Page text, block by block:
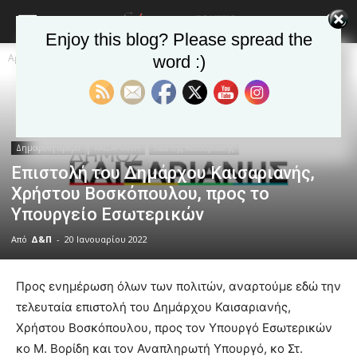
Αρχική
Δημοφιλή άρθρα
Επιστολή του Δημάρχου Καισαριανής,
Χρήστου Βοσκόπουλου, προς το
Υπουργείο Εσωτερικών
Από Δ&Π - 20 Ιανουαρίου 2022
lesbians
very
cam
show. desi
Προς ενημέρωση όλων των πολιτών, αναρτούμε εδώ την
τελευταία επιστολή του Δημάρχου Καισαριανής,
Χρήστου Βοσκόπουλου, προς τον Υπουργό Εσωτερικών
κο Μ. Βορίδη και τον Αναπληρωτή Υπουργό, κο Στ.
Enjoy this blog? Please spread the
word :)